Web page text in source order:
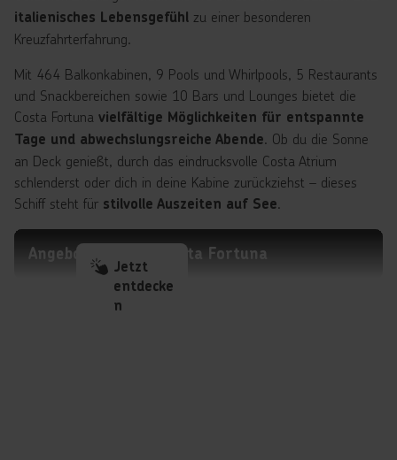
dasArkade Spiele Zimmer.
An Bord der Costa Smeralda verschmelzen
Eleganz, moderne Erlebniswelten und kulinarische
Vielfaltzu einer Kreuzfahrt, die Genuss, Design und
Unterhaltung auf besondere Weise verbindet.
italienisches Lebensgefühl zu einer besonderen
Kreuzfahrterfahrung.
Mit 464 Balkonkabinen, 9 Pools und Whirlpools, 5 Restaurants
und Snackbereichen sowie 10 Bars und Lounges bietet die
Costa Fortuna vielfältige Möglichkeiten für entspannte
Tage und abwechslungsreiche Abende. Ob du die Sonne
an Deck genießt, durch das eindrucksvolle Costa Atrium
schlenderst oder dich in deine Kabine zurückziehst – dieses
Schiff steht für stilvolle Auszeiten auf See.
Angebote mit der Costa Fortuna
Jetzt
entdecke
n